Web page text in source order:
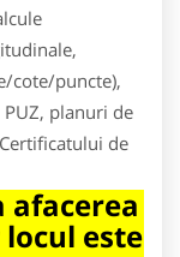
cote/puncte),
planuri de
de
afacerea
este